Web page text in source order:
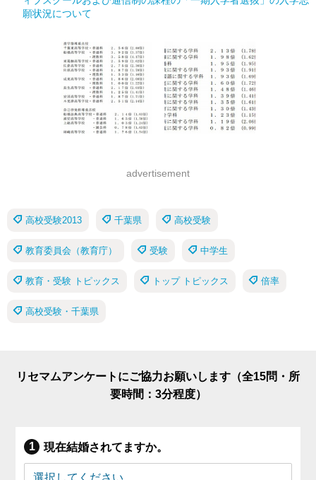
願状況について
advertisement
高校受験2013 千葉県 高校受験
教育委員会（教育庁） 受験 中学生
教育・受験 トピックス トップ トピックス 倍率
高校受験・千葉県
リセマムアンケートにご協力お願いします（全15問・所
要時間：3分程度）
現在結婚されてますか。